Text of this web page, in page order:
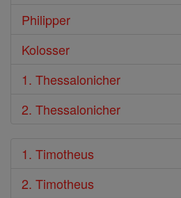
Philipper
Kolosser
1. Thessalonicher
2. Thessalonicher
1. Timotheus
2. Timotheus